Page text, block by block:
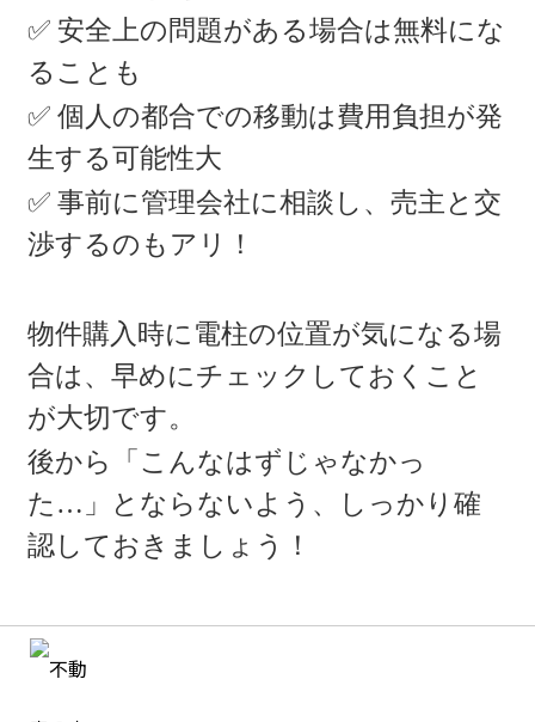
✅ 安全上の問題がある場合は無料にな
ることも
✅ 個人の都合での移動は費用負担が発
生する可能性大
✅ 事前に管理会社に相談し、売主と交
渉するのもアリ！
物件購入時に電柱の位置が気になる場
合は、早めにチェックしておくこと
が大切です。
後から「こんなはずじゃなかっ
た…」とならないよう、しっかり確
認しておきましょう！